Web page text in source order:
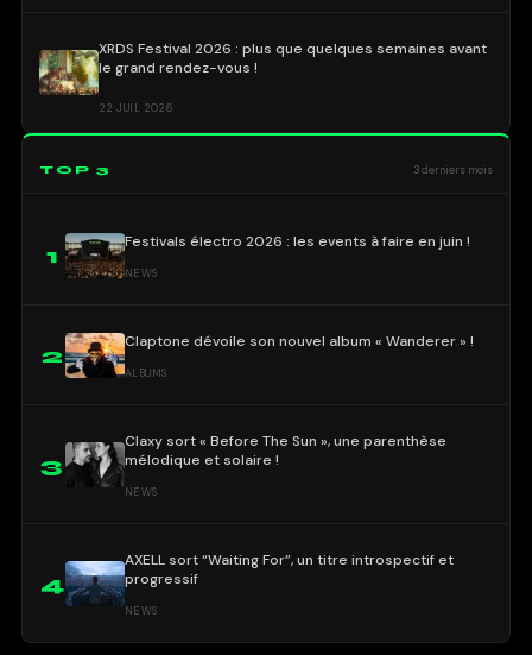
XRDS Festival 2026 : plus que quelques semaines avant
le grand rendez-vous !
22 JUIL 2026
TOP 3 3 derniers mois
1
Festivals électro 2026 : les events à faire en juin !
NEWS
2
Claptone dévoile son nouvel album « Wanderer » !
ALBUMS
3
Claxy sort « Before The Sun », une parenthèse
mélodique et solaire !
NEWS
4
AXELL sort “Waiting For”, un titre introspectif et
progressif
NEWS